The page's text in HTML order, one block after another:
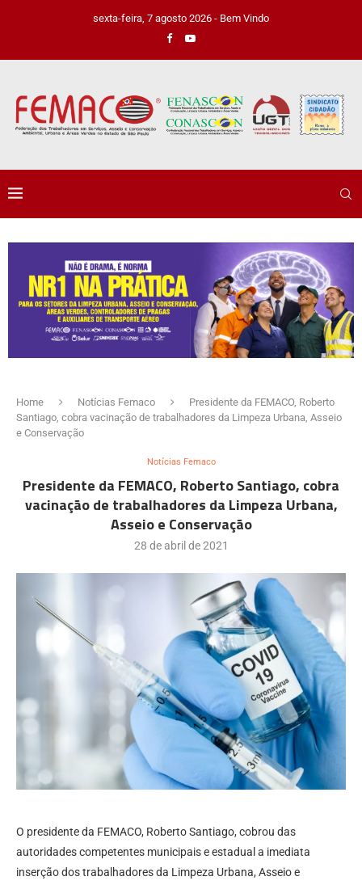
sexta-feira, 7 agosto 2026 - Bem Vindo
Home Notícias Femaco
Presidente da FEMACO, Roberto
Santiago, cobra vacinação de trabalhadores da Limpeza Urbana, Asseio
e Conservação
Notícias Femaco
Presidente da FEMACO, Roberto Santiago, cobra
vacinação de trabalhadores da Limpeza Urbana,
Asseio e Conservação
28 de abril de 2021
O presidente da FEMACO, Roberto Santiago, cobrou das
autoridades competentes municipais e estadual a imediata
inserção dos trabalhadores da Limpeza Urbana, Asseio e